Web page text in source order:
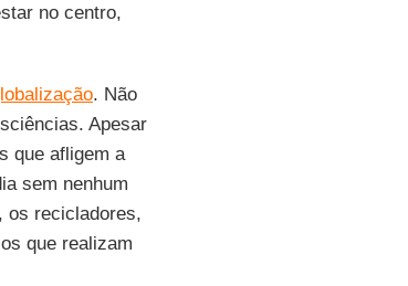
no centro,
. Não
Apesar
que afligem a
sem nenhum
os recicladores,
que realizam